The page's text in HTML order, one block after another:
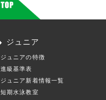
ジュニア
ジュニアの特徴
進級基準表
ジュニア新着情報一覧
短期水泳教室